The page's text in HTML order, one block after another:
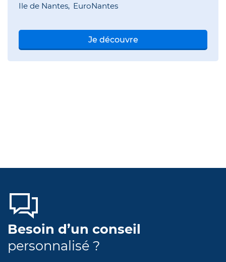
Ile de Nantes EuroNantes
Je découvre
Besoin d’un conseil
personnalisé ?